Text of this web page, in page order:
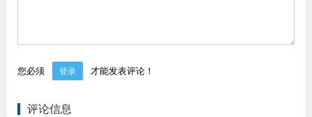
您必须 登录 才能发表评论！
评论信息